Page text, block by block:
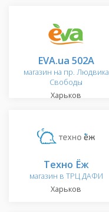
EVA.ua 502A
магазин на пр. Людвика
Свободы
Харьков
Техно Ёж
магазин в ТРЦ ДАФИ
Харьков